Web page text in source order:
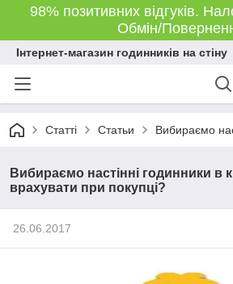
98% позитивних відгуків.
Обмін/
Інтернет-магазин годинників на стіну
Статті Статьи Вибираємо
Вибираємо настінні годинники в
врахувати при покупці?
26.06.2017